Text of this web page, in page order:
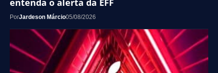
entenda o alerta da EFF
PorJardeson Márcio05/08/2026